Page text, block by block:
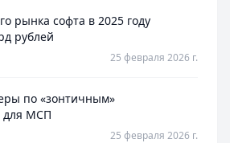
рынка софта в 2025 году
рублей
25 февраля 2026 г.
по «зонтичным»
для МСП
25 февраля 2026 г.